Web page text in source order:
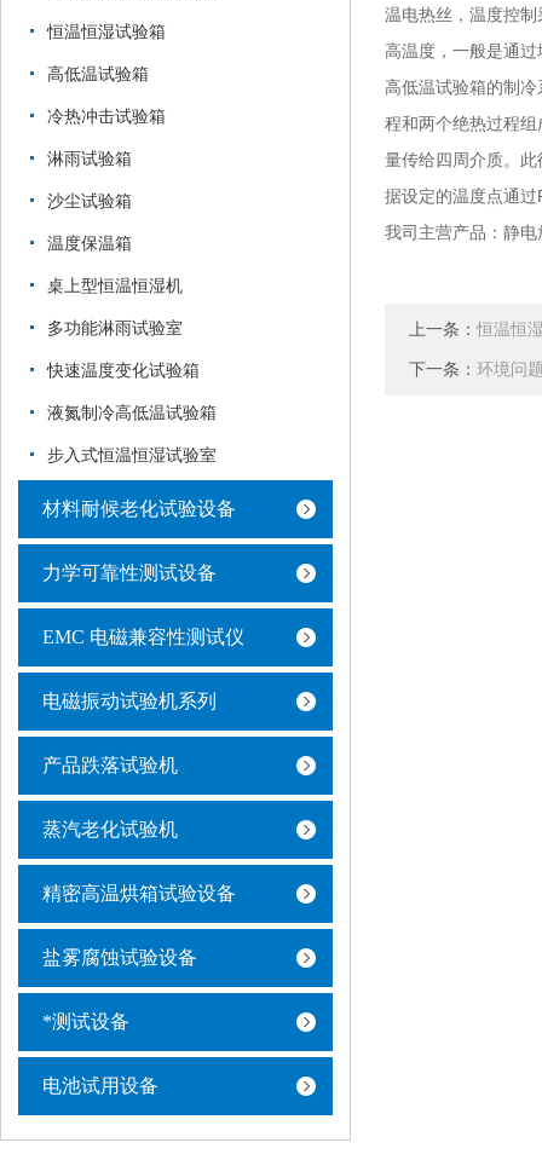
恒温恒湿试验箱
高低温试验箱
冷热冲击试验箱
淋雨试验箱
沙尘试验箱
温度保温箱
桌上型恒温恒湿机
多功能淋雨试验室
快速温度变化试验箱
液氮制冷高低温试验箱
步入式恒温恒湿试验室
材料耐候老化试验设备
力学可靠性测试设备
EMC 电磁兼容性测试仪
电磁振动试验机系列
产品跌落试验机
蒸汽老化试验机
精密高温烘箱试验设备
盐雾腐蚀试验设备
*测试设备
电池试用设备
温电热丝，温度控制
高温度，一般是通
高低温试验箱的制
程和两个绝热过程
量传给四周介质。
据设定的温度点通
我司主营产品：静
上一条： 恒温恒
下一条： 环境问